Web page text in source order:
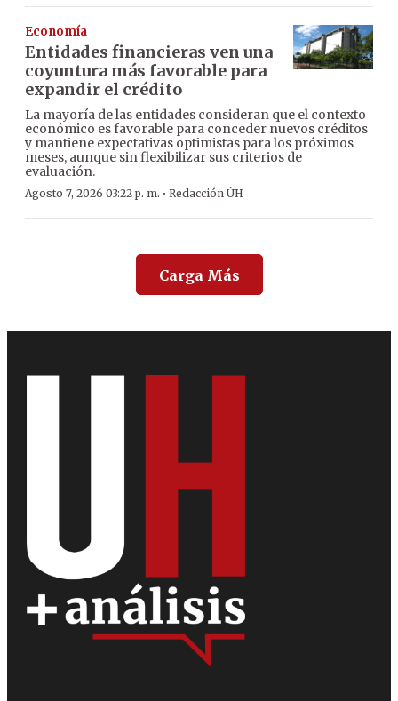
Economía
Entidades financieras ven una
coyuntura más favorable para
expandir el crédito
La mayoría de las entidades consideran que el contexto
económico es favorable para conceder nuevos créditos
y mantiene expectativas optimistas para los próximos
meses, aunque sin flexibilizar sus criterios de
evaluación.
Agosto 7, 2026 03:22 p. m. · Redacción ÚH
Carga Más